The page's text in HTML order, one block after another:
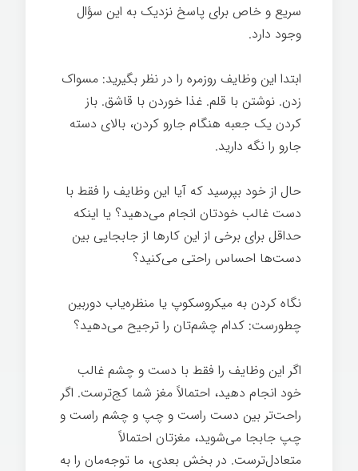
سریع و خاص برای پاسخ نزدیک به این سؤال
وجود دارد.
ابتدا این وظایف روزمره را در نظر بگیرید: مسواک
زدن. نوشتن با قلم. غذا خوردن با قاشق. باز
کردن یک جعبه هنگام جارو کردن، بالای دسته
جارو را نگه دارید.
حال از خود بپرسید که آیا این وظایف را فقط با
دست غالب خودتان انجام می‌دهید؟ یا اینکه
حداقل برای برخی از این کارها از جابجایی بین
دست‌ها احساس راحتی می‌کنید؟
نگاه کردن به میکروسکوپ یا منظره‌یاب دوربین
چطورست: کدام چشم‌تان را ترجیح می‌دهید؟
اگر این وظایف را فقط با دست و چشم غالب
خود انجام دهید، احتمالاً مغز شما کج‌ترست. اگر
راحت‌تر بین دست راست و چپ و چشم راست و
چپ جابجا می‌شوید، مغزتان احتمالاً
متعادل‌ترست. در بخش بعدی، ما توجه‌مان را به